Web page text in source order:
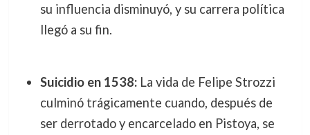
su influencia disminuyó, y su carrera política
llegó a su fin.
Suicidio en 1538:La vida de Felipe Strozzi
culminó trágicamente cuando, después de
ser derrotado y encarcelado en Pistoya, se